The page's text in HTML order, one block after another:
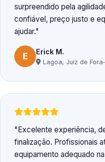
surpreendido pela
confiável, preço justo e
ajudar.
E Erick M.
Lagoa, Juiz de
Excelente experiência,
finalização. Profissionais
equipamento adequado